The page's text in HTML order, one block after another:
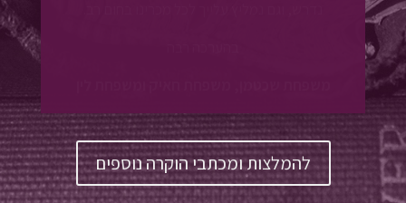
אלון ברזלי, ונועה מצטרפת לכל מילה.
להמלצות ומכתבי הוקרה נוספים